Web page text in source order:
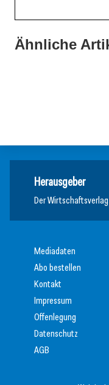
Ähnliche
21. Juli 2026
Herausgeber
Der Wirtschaftsverlag
Mediadaten
Abo bestellen
Kontakt
Impressum
Offenlegung
Datenschutz
AGB